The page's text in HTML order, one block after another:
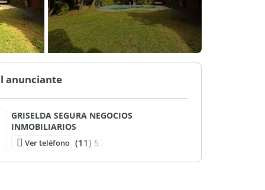
anunciante
GRISELDA SEGURA NEGOCIOS
INMOBILIARIOS
Ver teléfono (11) 57